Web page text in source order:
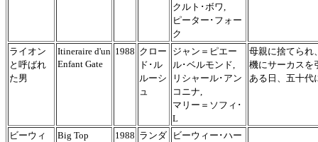
クルト･ボワ,
ピーター･フォー
ク
ライオン
と呼ばれ
た男
Itineraire d'un
Enfant Gate
1988 クロー
ド･ル
ルーシ
ュ
ジャン＝ピエー
ル･ベルモンド,
リシャール･アン
コニナ,
マリー＝ソフィ･
L
母親に捨てられ
機にサーカスを
ある日、五十代
ビーウィ
Big Top
1988 ランダ
ビーウィー･ハー